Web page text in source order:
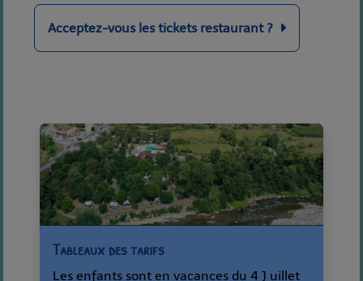
Acceptez-vous les tickets restaurant ?
Tableaux des tarifs
Les enfants sont en vacances du 4 J uillet